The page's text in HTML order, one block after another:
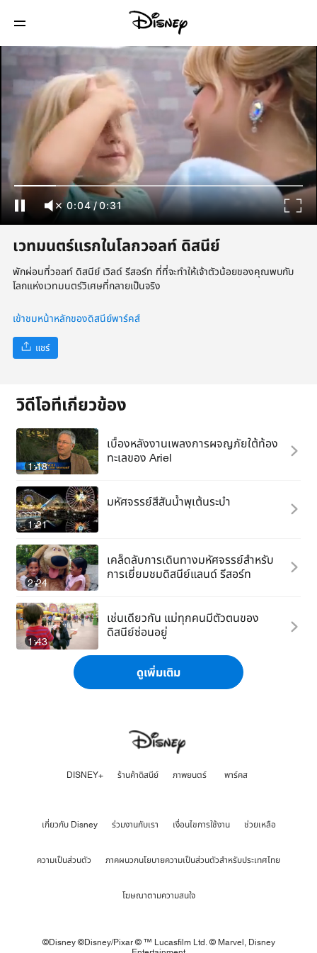
0:04 /0:31
เวทมนตร์แรกในโลกวอลท์ ดิสนีย์
พักผ่อนที่วอลท์ ดิสนีย์ เวิลด์ รีสอร์ท ที่ที่จะทำให้เจ้าตัวน้อยของคุณพบกับ
โลกแห่งเวทมนตร์วิเศษที่กลายเป็นจริง
เข้าชมหน้าหลักของดิสนีย์พาร์คส์
แชร์
วิดีโอที่เกี่ยวข้อง
1:18
เบื้องหลังงานเพลงการผจญภัยใต้ท้อง
ทะเลของ Ariel
1:21
มหัศจรรย์สีสันน้ำพุเต้นระบำ
2:24
เคล็ดลับการเดินทางมหัศจรรย์สำหรับ
การเยี่ยมชมดิสนีย์แลนด์ รีสอร์ท
1:43
เช่นเดียวกัน แม่ทุกคนมีตัวตนของ
ดิสนีย์ซ่อนอยู่
ดูเพิ่มเติม
DISNEY+ ร้านค้าดิสนีย์ ภาพยนตร์ พาร์คส
เกี่ยวกับ Disney ร่วมงานกับเรา เงื่อนไขการใช้งาน ช่วยเหลือ
ความเป็นส่วนตัว ภาคผนวกนโยบายความเป็นส่วนตัวสำหรับประเทศไทย
โฆษณาตามความสนใจ
©Disney ©Disney/Pixar © ™ Lucasfilm Ltd. © Marvel, Disney